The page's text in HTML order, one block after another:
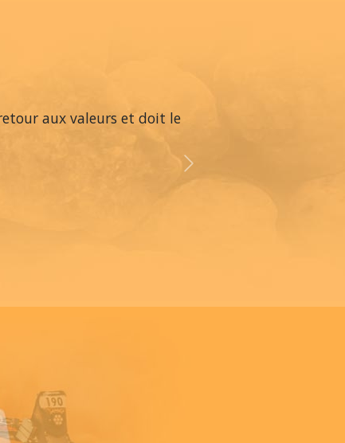
aux valeurs et doit le
Next